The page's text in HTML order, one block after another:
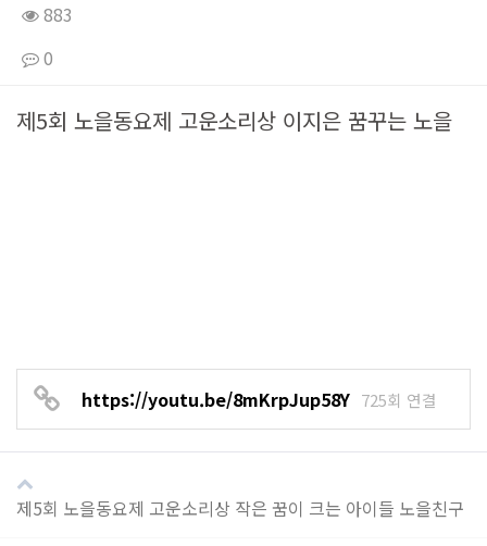
883
0
본문
제5회 노을동요제 고운소리상 이지은 꿈꾸는 노을
https://youtu.be/8mKrpJup58Y 725회 연결
제5회 노을동요제 고운소리상 작은 꿈이 크는 아이들 노을친구